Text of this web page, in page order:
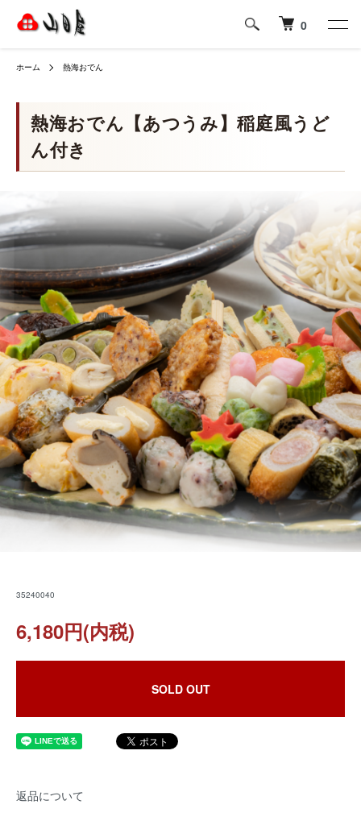
0
ホーム 熱海おでん
熱海おでん【あつうみ】稲庭風うど
ん付き
35240040
6,180円(内税)
SOLD OUT
返品について